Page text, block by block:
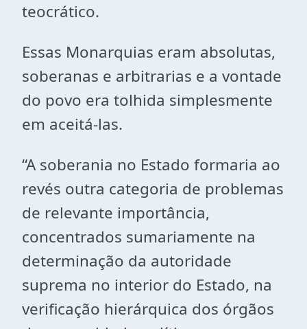
teocrático.
Essas Monarquias eram absolutas,
soberanas e arbitrarias e a vontade
do povo era tolhida simplesmente
em aceitá-las.
“A soberania no Estado formaria ao
revés outra categoria de problemas
de relevante importância,
concentrados sumariamente na
determinação da autoridade
suprema no interior do Estado, na
verificação hierárquica dos órgãos